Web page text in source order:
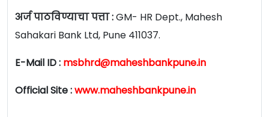
अर्ज पाठविण्याचा पत्ता :GM- HR Dept., Mahesh
Sahakari Bank Ltd, Pune 411037.
E-Mail ID : msbhrd@maheshbankpune.in
Official Site :www.maheshbankpune.in